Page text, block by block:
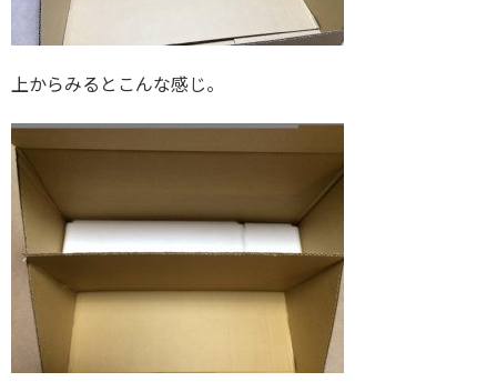
上からみるとこんな感じ。